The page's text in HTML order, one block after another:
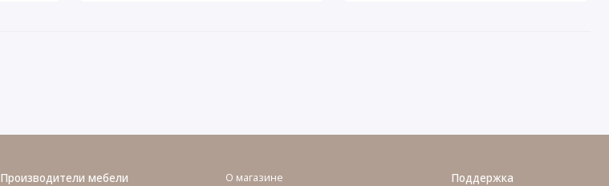
Производители мебели
О магазине
Поддержка